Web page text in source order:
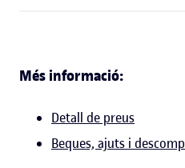
Més informació:
Detall de preus
Beques, ajuts i